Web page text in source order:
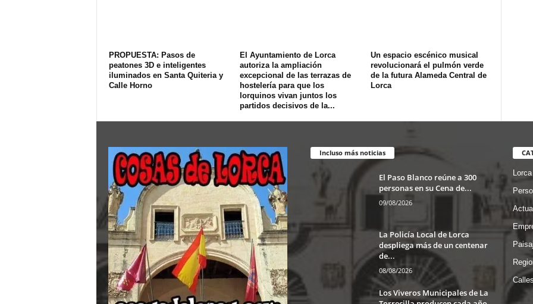
PROPUESTA: Pasos de
peatones 3D e inteligentes
iluminados en Santa Quiteria y
Calle Horno
El Ayuntamiento de Lorca
autoriza la ampliación
excepcional de las terrazas de
hostelería para que los
lorquinos vivan juntos los
partidos decisivos de la...
Un espacio escénico musical
revolucionará el pulmón verde
de la futura Alameda Central de
Lorca
Incluso más noticias
El Paso Blanco reúne a 300
personas en su Cena de...
09/08/2026
La Policía Local de Lorca
despliega más de un centenar
de...
08/08/2026
Los Viveros Municipales de La
Lorca